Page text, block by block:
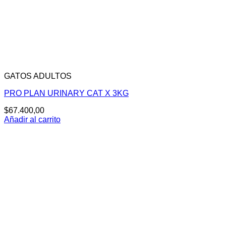
GATOS ADULTOS
PRO PLAN URINARY CAT X 3KG
$67.400,00
Añadir al carrito